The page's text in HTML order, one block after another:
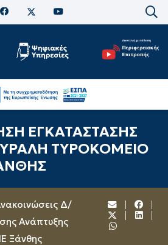
ΕΓΚΑΤΑΣΤΑΣΗΣ
ΤΥΡΟΚΟΜΕΙΟ
Δ/
Ανάπτυξης
Ξάνθης